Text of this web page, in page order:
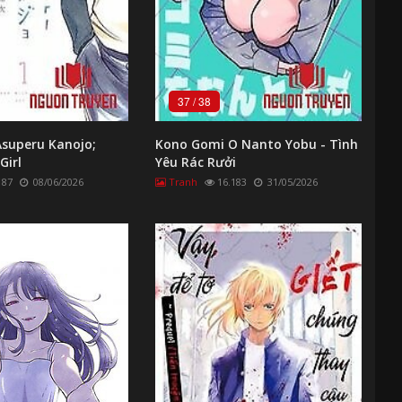
Kanojo;
08/06/2026
37 / 38
Kono Gomi O Nanto Yobu - Tình
Yêu Rác Rưởi
Tranh 16.183 31/05/2026